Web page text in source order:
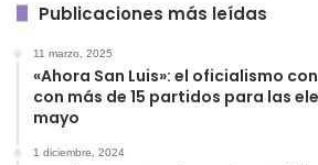
Publicaciones más leídas
11 marzo, 2025
«Ahora San Luis»: el oficialismo
con más de 15 partidos para las
mayo
1 diciembre, 2024